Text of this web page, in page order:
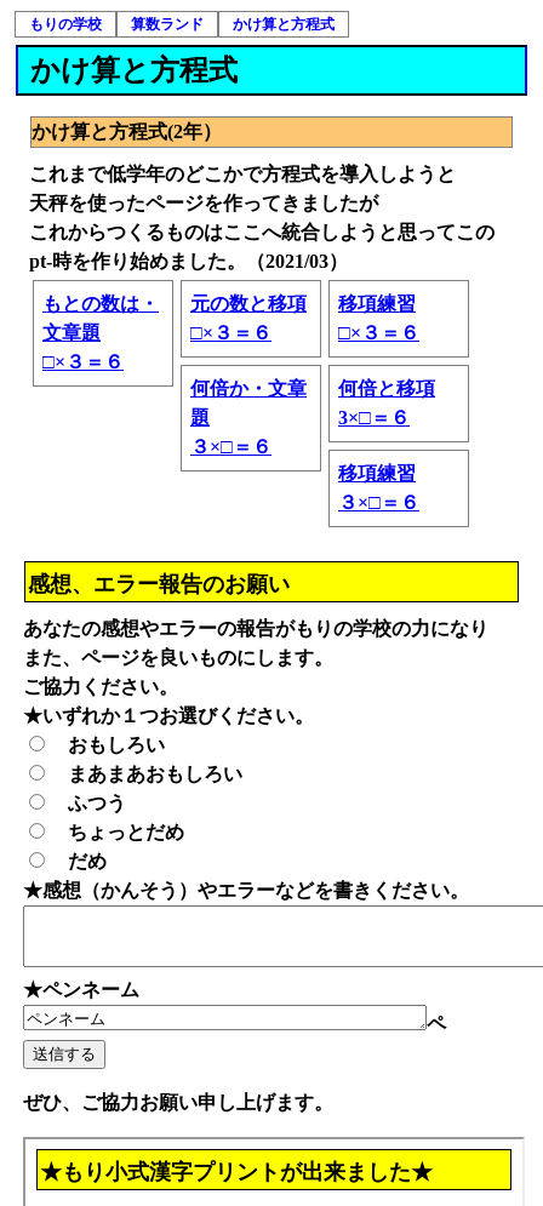
もりの学校 算数ランド かけ算と方程式
かけ算と方程式
かけ算と方程式(2年）
これまで低学年のどこかで方程式を導入しようと
天秤を使ったページを作ってきましたが
これからつくるものはここへ統合しようと思ってこの
pt-時を作り始めました。（2021/03）
もとの数は・
文章題
□×３＝６
元の数と移項
□×３＝６
移項練習
□×３＝６
何倍か・文章
題
３×□＝６
何倍と移項
3×□＝６
移項練習
３×□＝６
感想、エラー報告のお願い
あなたの感想やエラーの報告がもりの学校の力になり
また、ページを良いものにします。
ご協力ください。
★いずれか１つお選びください。
おもしろい
まあまあおもしろい
ふつう
ちょっとだめ
だめ
★感想（かんそう）やエラーなどを書きください。
★ペンネーム
ペ
ぜひ、ご協力お願い申し上げます。